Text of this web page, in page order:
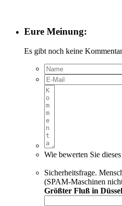
Eure Meinung:
Es gibt noch keine
Wie bewerten Sie
Sicherheitsfrage.
(SPAM-Maschinen
Größter Fluß in